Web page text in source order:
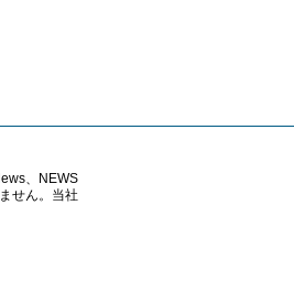
、NEWS
せん。当社